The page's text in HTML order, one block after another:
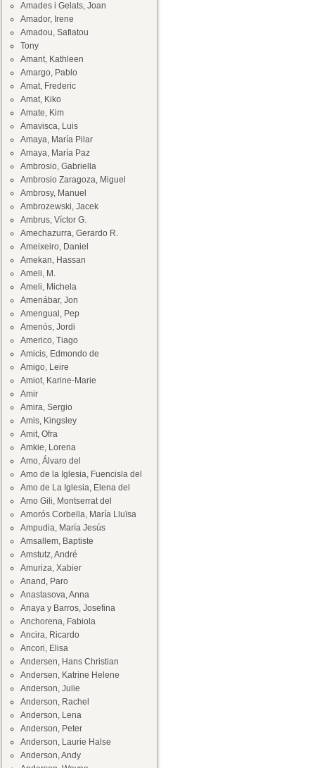
Amades i Gelats, Joan
Amador, Irene
Amadou, Safiatou
Tony
Amant, Kathleen
Amargo, Pablo
Amat, Frederic
Amat, Kiko
Amate, Kim
Amavisca, Luis
Amaya, María Pilar
Amaya, María Paz
Ambrosio, Gabriella
Ambrosio Zaragoza, Miguel
Ambrosy, Manuel
Ambrozewski, Jacek
Ambrus, Víctor G.
Amechazurra, Gerardo R.
Ameixeiro, Daniel
Amekan, Hassan
Ameli, M.
Ameli, Michela
Amenábar, Jon
Amengual, Pep
Amenós, Jordi
Americo, Tiago
Amicis, Edmondo de
Amigo, Leire
Amiot, Karine-Marie
Amir
Amira, Sergio
Amis, Kingsley
Amit, Ofra
Amkie, Lorena
Amo, Álvaro del
Amo de la Iglesia, Fuencisla del
Amo de La Iglesia, Elena del
Amo Gili, Montserrat del
Amorós Corbella, María Lluïsa
Ampudia, María Jesús
Amsallem, Baptiste
Amstutz, André
Amuriza, Xabier
Anand, Paro
Anastasova, Anna
Anaya y Barros, Josefina
Anchorena, Fabiola
Ancira, Ricardo
Ancori, Elisa
Andersen, Hans Christian
Andersen, Katrine Helene
Anderson, Julie
Anderson, Rachel
Anderson, Lena
Anderson, Peter
Anderson, Laurie Halse
Anderson, Andy